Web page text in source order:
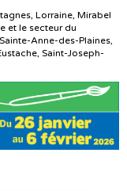
Lorraine, Mirabel
et le secteur du
Anne-des-Plaines,
Saint-Joseph-